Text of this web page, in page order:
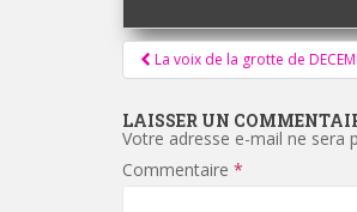
Pagination
d'article
La voix de la grotte de
LAISSER UN
Votre adresse e-mail ne sera
Commentaire *